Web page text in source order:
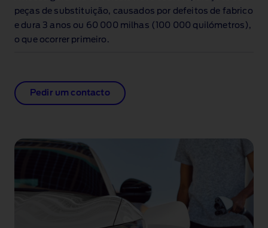
peças de substituição, causados por defeitos de fabrico
e dura 3 anos ou 60 000 milhas (100 000 quilómetros),
o que ocorrer primeiro.
Pedir um contacto